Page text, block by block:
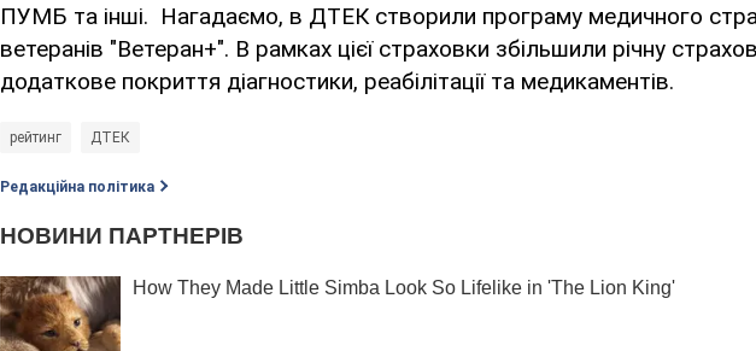
ПУМБ та інші. Нагадаємо, в ДТЕК створили програму медичного
ветеранів "Ветеран+". В рамках цієї страховки збільшили річну
додаткове покриття діагностики, реабілітації та медикаментів.
рейтинг ДТЕК
Редакційна політика